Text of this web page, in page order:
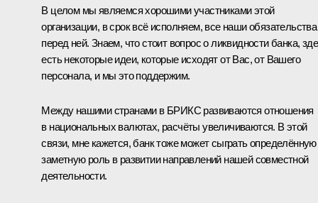
В целом мы являемся хорошими участниками этой
организации, в срок всё исполняем, все наши обязательства
перед ней. Знаем, что стоит вопрос о ликвидности банка,
есть некоторые идеи, которые исходят от Вас, от Вашего
персонала, и мы это поддержим.
Между нашими странами в БРИКС развиваются отношения
в национальных валютах, расчёты увеличиваются. В этой
связи, мне кажется, банк тоже может сыграть определённую
заметную роль в развитии направлений нашей совместной
деятельности.